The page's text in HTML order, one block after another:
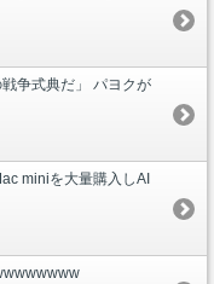
争式典だ」 パヨクが
miniを大量購入しAI